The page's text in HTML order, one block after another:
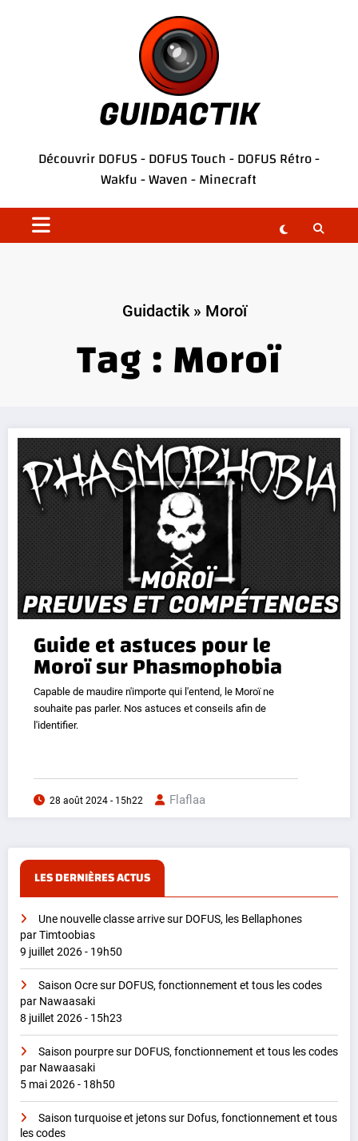
GUIDACTIK
DécouvrirDOFUS-DOFUS Touch-DOFUS Rétro-
Wakfu-Waven-Minecraft
Guidactik» Moroï
Tag : Moroï
Guide et astuces pour le
Moroï sur Phasmophobia
Capable de maudire n'importe qui l'entend, le Moroï ne
souhaite pas parler. Nos astuces et conseils afin de
l'identifier.
28 août 2024 - 15h22 Flaflaa
LES DERNIÈRES ACTUS
Une nouvelle classe arrive sur DOFUS, les Bellaphones
par Timtoobias
9 juillet 2026 - 19h50
Saison Ocre sur DOFUS, fonctionnement et tous les codes
par Nawaasaki
8 juillet 2026 - 15h23
Saison pourpre sur DOFUS, fonctionnement et tous les codes
par Nawaasaki
5 mai 2026 - 18h50
Saison turquoise et jetons sur Dofus, fonctionnement et tous
les codes